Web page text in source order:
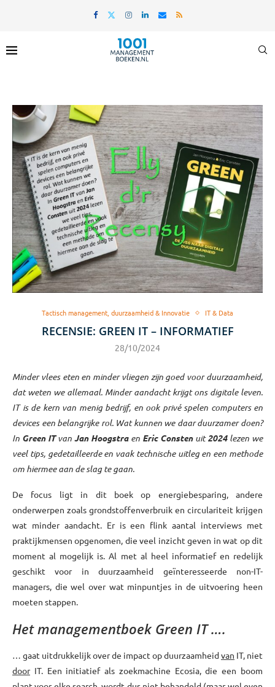
Tactisch management, duurzaamheid & Innovatie IT & Data
RECENSIE: GREEN IT – INFORMATIEF
28/10/2024
Minder vlees eten en minder vliegen zijn goed voor duurzaamheid,
dat weten we allemaal. Minder aandacht krijgt ons digitale leven.
IT is de kern van menig bedrijf, en ook privé spelen computers en
devices een belangrijke rol. Wat kunnen we daar duurzamer doen?
In Green ITvan Jan Hoogstraen Eric Constenuit2024lezen we
veel tips, gedetailleerde en vaak technische uitleg en een methode
om hiermee aan de slag te gaan.
De focus ligt in dit boek op energiebesparing, andere
onderwerpen zoals grondstoffenverbruik en circulariteit krijgen
wat minder aandacht. Er is een flink aantal interviews met
praktijkmensen opgenomen, die veel inzicht geven in wat op dit
moment al mogelijk is. Al met al heel informatief en redelijk
geschikt voor in duurzaamheid geïnteresseerde non-IT-
managers, die wel over wat minpuntjes in de uitvoering heen
moeten stappen.
Het managementboek Green IT ….
… gaat uitdrukkelijk over de impact op duurzaamheidvan IT, niet
doorIT. Een initiatief als zoekmachine Ecosia, die een boom